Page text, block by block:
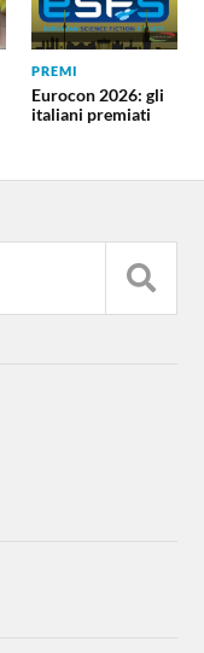
PREMI
Eurocon 2026: gli
italiani premiati